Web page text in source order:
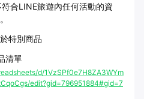
合LINE旅遊內任何活動的資
特別商品
清單
d/1VzSPf0e7H8ZA3WYm
edit?gid=796951884#gid=7